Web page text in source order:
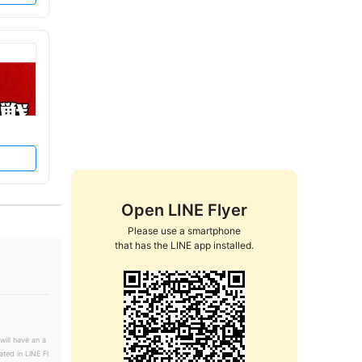
Open LINE Flyer
Please use a smartphone
that has the LINE app installed.
have an a
in LINE Fl